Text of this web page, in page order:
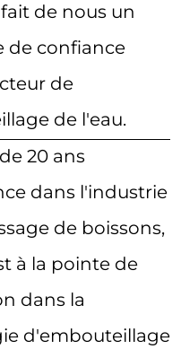
de nous un
de confiance
de
de l'eau.
20 ans
dans l'industrie
de boissons,
à la pointe de
dans la
d'embouteillage